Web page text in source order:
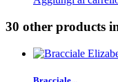
30 other products